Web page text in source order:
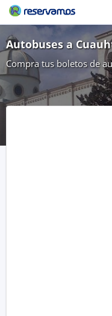
Autobuses a
Compra tus boletos de